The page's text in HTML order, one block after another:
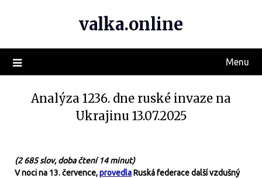
valka.online
Menu
Analýza 1236. dne ruské invaze na
Ukrajinu 13.07.2025
(2 685 slov, doba čtení 14 minut)
V noci na 13. července,provedlaRuská federace další vzdušný